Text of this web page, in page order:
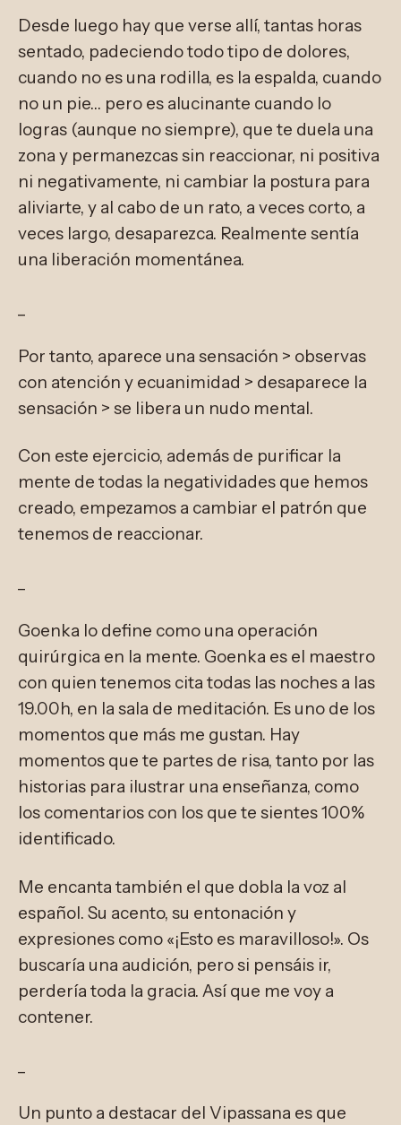
Desde luego hay que verse allí, tantas horas
sentado, padeciendo todo tipo de dolores,
cuando no es una rodilla, es la espalda, cuando
no un pie… pero es alucinante cuando lo
logras (aunque no siempre), que te duela una
zona y permanezcas sin reaccionar, ni positiva
ni negativamente, ni cambiar la postura para
aliviarte, y al cabo de un rato, a veces corto, a
veces largo, desaparezca. Realmente sentía
una liberación momentánea.
Por tanto, aparece una sensación > observas
con atención y ecuanimidad > desaparece la
sensación > se libera un nudo mental.
Con este ejercicio, además de purificar la
mente de todas la negatividades que hemos
creado, empezamos a cambiar el patrón que
tenemos de reaccionar.
Goenka lo define como una operación
quirúrgica en la mente. Goenka es el maestro
con quien tenemos cita todas las noches a las
19.00h, en la sala de meditación. Es uno de los
momentos que más me gustan. Hay
momentos que te partes de risa, tanto por las
historias para ilustrar una enseñanza, como
los comentarios con los que te sientes 100%
identificado.
Me encanta también el que dobla la voz al
español. Su acento, su entonación y
expresiones como «¡Esto es maravilloso!». Os
buscaría una audición, pero si pensáis ir,
perdería toda la gracia. Así que me voy a
contener.
Un punto a destacar del Vipassana es que